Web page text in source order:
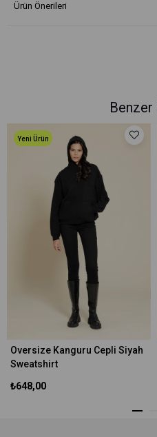
Ürün Önerileri
Benzer
Oversize Kanguru Cepli Siyah
Sweatshirt
Yeni Ürün
₺648,00